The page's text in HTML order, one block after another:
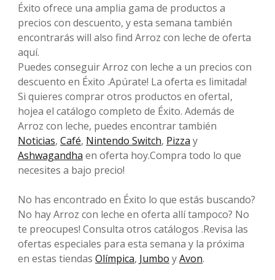
Éxito ofrece una amplia gama de productos a
precios con descuento, y esta semana también
encontrarás will also find Arroz con leche de oferta
aquí.
Puedes conseguir Arroz con leche a un precios con
descuento en Éxito .Apúrate! La oferta es limitada!
Si quieres comprar otros productos en ofertaI,
hojea el catálogo completo de Éxito. Además de
Arroz con leche, puedes encontrar también
Noticias, Café, Nintendo Switch, Pizza y
Ashwagandha en oferta hoy.Compra todo lo que
necesites a bajo precio!
No has encontrado en Éxito lo que estás buscando?
No hay Arroz con leche en oferta allí tampoco? No
te preocupes! Consulta otros catálogos .Revisa las
ofertas especiales para esta semana y la próxima
en estas tiendas Olímpica, Jumbo yAvon.